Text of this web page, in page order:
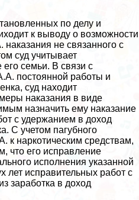
по делу и
к выводу о возможности
не связанного с
суд учитывает
семьи. В связи с
постоянной работы и
суд находит
наказания в виде
назначить ему наказание
с удержанием в доход
С учетом пагубного
к наркотическим средствам,
что его исправление
исполнения указанной
лет исправительных работ с
заработка в доход